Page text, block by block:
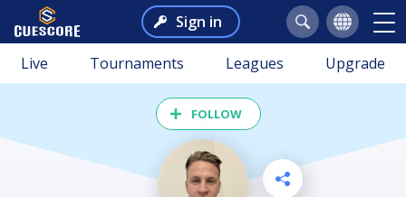
Sign in
Live Tournaments Leagues Upgrade
FOLLOW